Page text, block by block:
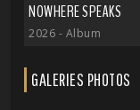
NOWHERE SPEAKS
2026 - Album
GALERIES PHOTOS